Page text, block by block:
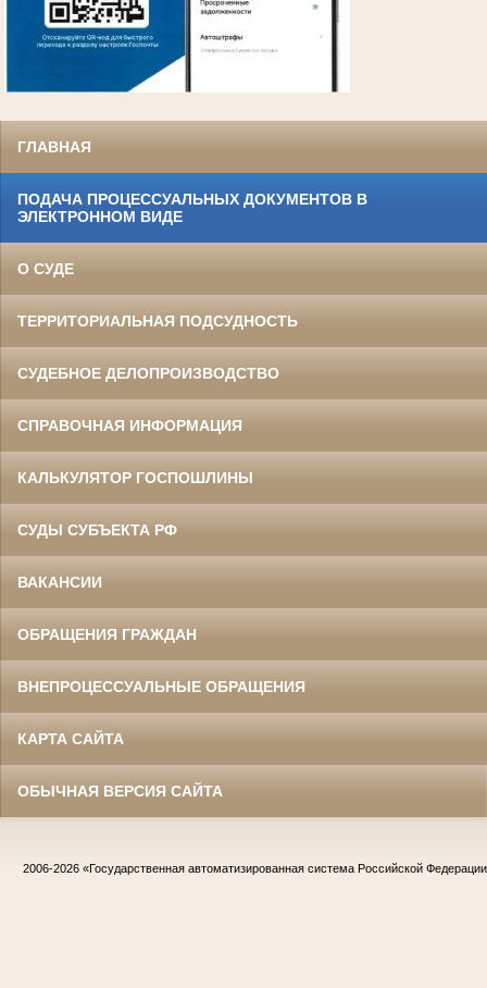
ГЛАВНАЯ
ПОДАЧА ПРОЦЕССУАЛЬНЫХ ДОКУМЕНТОВ В
ЭЛЕКТРОННОМ ВИДЕ
О СУДЕ
ТЕРРИТОРИАЛЬНАЯ ПОДСУДНОСТЬ
СУДЕБНОЕ ДЕЛОПРОИЗВОДСТВО
СПРАВОЧНАЯ ИНФОРМАЦИЯ
КАЛЬКУЛЯТОР ГОСПОШЛИНЫ
СУДЫ СУБЪЕКТА РФ
ВАКАНСИИ
ОБРАЩЕНИЯ ГРАЖДАН
ВНЕПРОЦЕССУАЛЬНЫЕ ОБРАЩЕНИЯ
КАРТА САЙТА
ОБЫЧНАЯ ВЕРСИЯ САЙТА
2006-2026 «Государственная автоматизированная система Российской